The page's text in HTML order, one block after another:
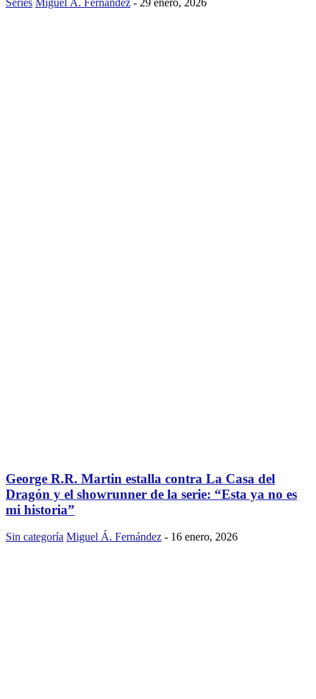
Series Miguel Á. Fernández - 29 enero, 2026
George R.R. Martin estalla contra La Casa del
Dragón y el showrunner de la serie: “Esta ya no es
mi historia”
Sin categoría Miguel Á. Fernández - 16 enero, 2026